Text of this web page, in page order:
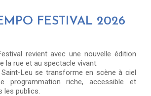
FESTIVAL 2026
revient avec une nouvelle édition
la rue et au spectacle vivant.
Leu se transforme en scène à ciel
programmation riche, accessible et
les publics.